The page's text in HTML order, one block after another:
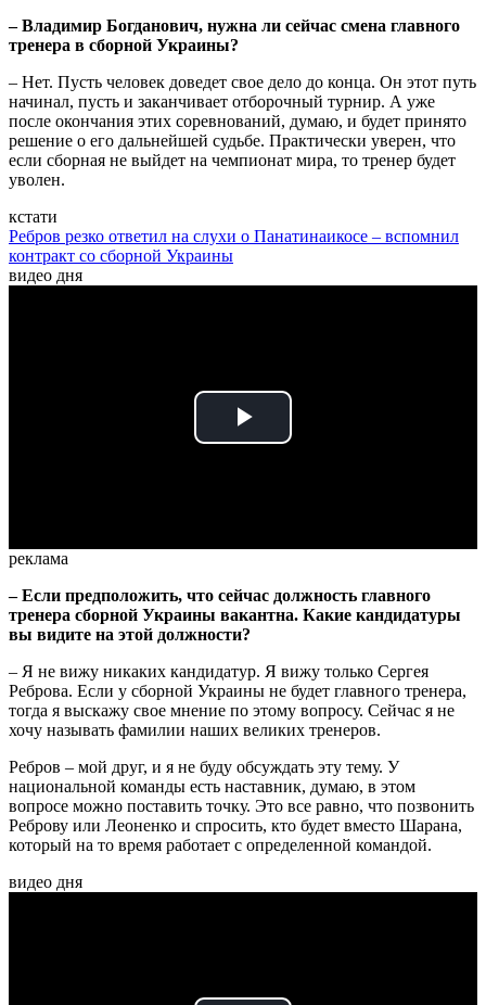
– Владимир Богданович, нужна ли сейчас смена главного
тренера в сборной Украины?
– Нет. Пусть человек доведет свое дело до конца. Он этот путь
начинал, пусть и заканчивает отборочный турнир. А уже
после окончания этих соревнований, думаю, и будет принято
решение о его дальнейшей судьбе. Практически уверен, что
если сборная не выйдет на чемпионат мира, то тренер будет
уволен.
кстати
Ребров резко ответил на слухи о Панатинаикосе – вспомнил
контракт со сборной Украины
видео дня
Play
реклама
– Если предположить, что сейчас должность главного
тренера сборной Украины вакантна. Какие кандидатуры
вы видите на этой должности?
– Я не вижу никаких кандидатур. Я вижу только Сергея
Реброва. Если у сборной Украины не будет главного тренера,
тогда я выскажу свое мнение по этому вопросу. Сейчас я не
хочу называть фамилии наших великих тренеров.
Ребров – мой друг, и я не буду обсуждать эту тему. У
национальной команды есть наставник, думаю, в этом
вопросе можно поставить точку. Это все равно, что позвонить
Реброву или Леоненко и спросить, кто будет вместо Шарана,
который на то время работает с определенной командой.
видео дня